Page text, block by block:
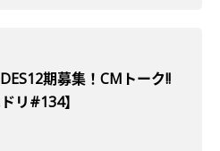
期募集！CMトーク!!
ドリ#134】